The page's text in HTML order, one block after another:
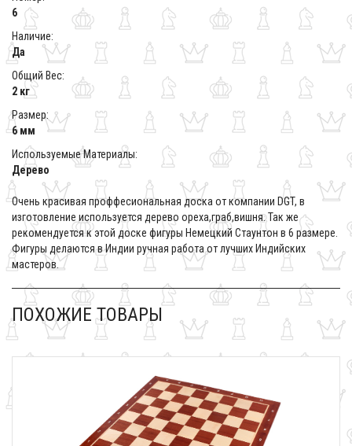
6
Наличие:
Да
Общий Вес:
2 кг
Размер:
6 мм
Используемые Материалы:
Дерево
Очень красивая проффесиональная доска от компании DGT, в
изготовление используется дерево ореха,граб,вишня. Так же
рекомендуется к этой доске фигуры Немецкий Стаунтон в 6 размере.
Фигуры делаются в Индии ручная работа от лучших Индийских
мастеров.
ПОХОЖИЕ ТОВАРЫ